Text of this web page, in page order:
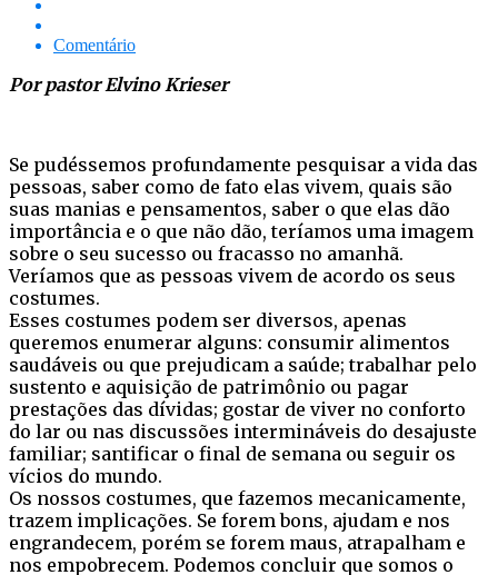
Comentário
Por pastor Elvino Krieser
Se pudéssemos profundamente pesquisar a vida das
pessoas, saber como de fato elas vivem, quais são
suas manias e pensamentos, saber o que elas dão
importância e o que não dão, teríamos uma imagem
sobre o seu sucesso ou fracasso no amanhã.
Veríamos que as pessoas vivem de acordo os seus
costumes.
Esses costumes podem ser diversos, apenas
queremos enumerar alguns: consumir alimentos
saudáveis ou que prejudicam a saúde; trabalhar pelo
sustento e aquisição de patrimônio ou pagar
prestações das dívidas; gostar de viver no conforto
do lar ou nas discussões intermináveis do desajuste
familiar; santificar o final de semana ou seguir os
vícios do mundo.
Os nossos costumes, que fazemos mecanicamente,
trazem implicações. Se forem bons, ajudam e nos
engrandecem, porém se forem maus, atrapalham e
nos empobrecem. Podemos concluir que somos o